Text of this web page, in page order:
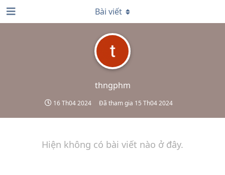
thngphm
16 Th04 2024 Đã tham gia 15 Th04 2024
Bài viết
Hiện không có bài viết nào ở đây.